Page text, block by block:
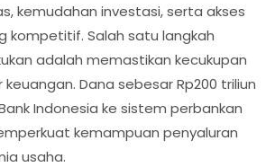
kemudahan investasi, serta akses
kompetitif. Salah satu langkah
adalah memastikan kecukupan
Dana sebesar Rp200 triliun
Indonesia ke sistem perbankan
kemampuan penyaluran
usaha.